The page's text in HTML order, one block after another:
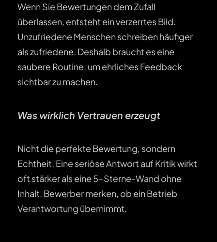
Wenn Sie Bewertungen dem Zufall
überlassen, entsteht ein verzerrtes Bild.
Unzufriedene Menschen schreiben häufiger
als zufriedene. Deshalb braucht es eine
saubere Routine, um ehrliches Feedback
sichtbar zu machen.
Was wirklich Vertrauen erzeugt
Nicht die perfekte Bewertung, sondern
Echtheit. Eine seriöse Antwort auf Kritik wirkt
oft stärker als eine 5-Sterne-Wand ohne
Inhalt. Bewerber merken, ob ein Betrieb
Verantwortung übernimmt.